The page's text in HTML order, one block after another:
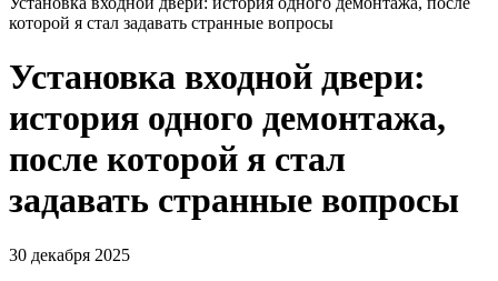
которой я стал задавать странные вопросы
Установка входной двери:
история одного демонтажа,
после которой я стал
задавать странные вопросы
30 декабря 2025